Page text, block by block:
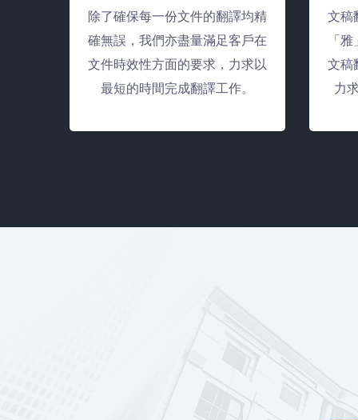
除了確保每一份文件的翻譯均精
確無誤，我們亦盡量滿足客戶在
文件時效性方面的要求，力求以
最短的時間完成翻譯工作。
文稿
「
文稿
力